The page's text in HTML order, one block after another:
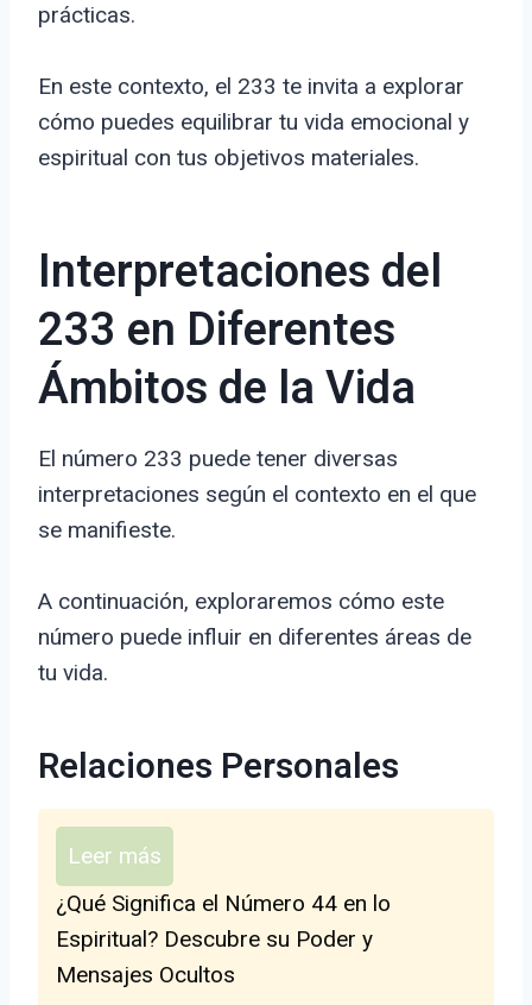
prácticas.
En este contexto, el 233 te invita a explorar
cómo puedes equilibrar tu vida emocional y
espiritual con tus objetivos materiales.
Interpretaciones del
233 en Diferentes
Ámbitos de la Vida
El número 233 puede tener diversas
interpretaciones según el contexto en el que
se manifieste.
A continuación, exploraremos cómo este
número puede influir en diferentes áreas de
tu vida.
Relaciones Personales
Leer más
¿Qué Significa el Número 44 en lo
Espiritual? Descubre su Poder y
Mensajes Ocultos